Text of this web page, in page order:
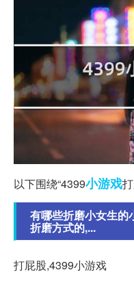
以下围绕“4399小游戏
有哪些折磨小女生的
折磨方式的,...
打屁股,4399小游戏